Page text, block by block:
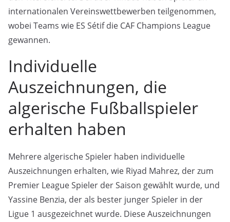
internationalen Vereinswettbewerben teilgenommen,
wobei Teams wie ES Sétif die CAF Champions League
gewannen.
Individuelle
Auszeichnungen, die
algerische Fußballspieler
erhalten haben
Mehrere algerische Spieler haben individuelle
Auszeichnungen erhalten, wie Riyad Mahrez, der zum
Premier League Spieler der Saison gewählt wurde, und
Yassine Benzia, der als bester junger Spieler in der
Ligue 1 ausgezeichnet wurde. Diese Auszeichnungen